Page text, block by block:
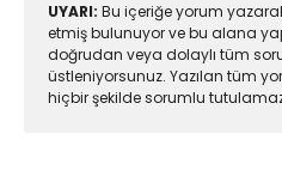
UYARI: Bu içeriğe yorum
etmiş bulunuyor ve bu alana
doğrudan veya dolaylı tüm
üstleniyorsunuz. Yazılan tüm
hiçbir şekilde sorumlu